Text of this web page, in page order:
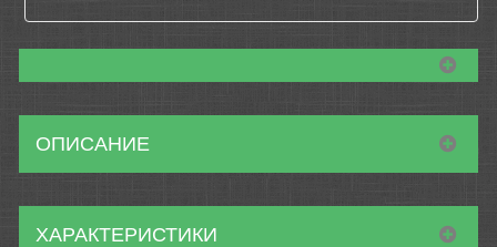
ОПИСАНИЕ
ХАРАКТЕРИСТИКИ